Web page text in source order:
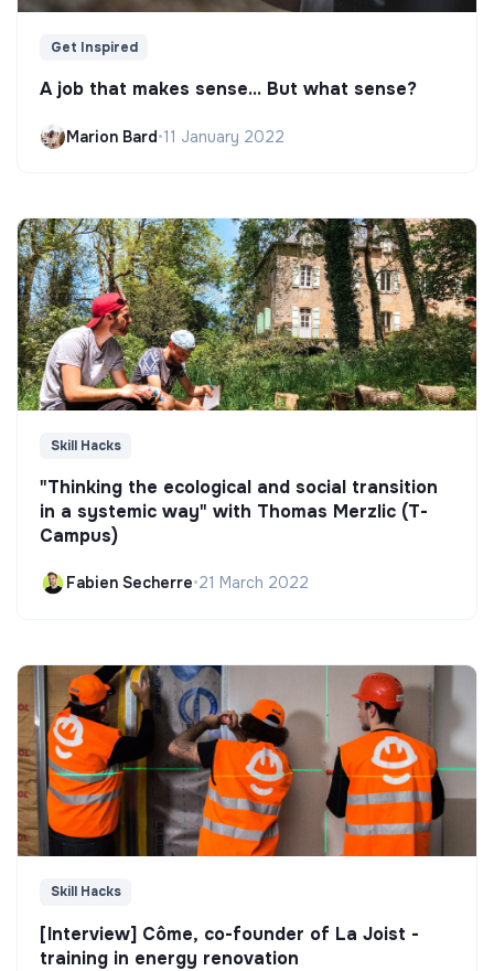
Get Inspired
A job that makes sense... But what sense?
Marion Bard•11 January 2022
Skill Hacks
"Thinking the ecological and social transition
in a systemic way" with Thomas Merzlic (T-
Campus)
Fabien Secherre•21 March 2022
Skill Hacks
[Interview] Côme, co-founder of La Joist -
training in energy renovation